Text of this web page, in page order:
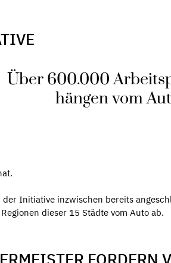
Über 600.000
hängen vom
Initiative inzwischen bereits
dieser 15 Städte vom Auto ab.
FORDERN